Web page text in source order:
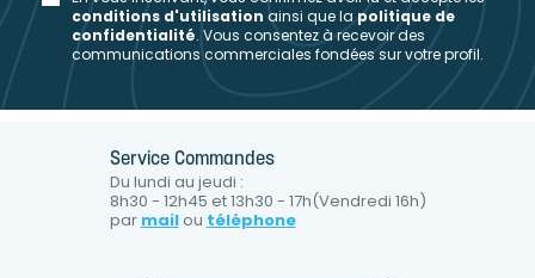
conditions d'utilisation ainsi que lapolitique de
confidentialité. Vous consentez à recevoir des
communications commerciales fondées sur votre profil.
Service Commandes
Du lundi au jeudi :
8h30 - 12h45 et 13h30 - 17h(Vendredi 16h)
par mailou téléphone